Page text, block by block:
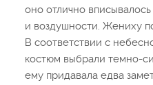
оно отлично вписывалось
и воздушности. Жениху
В соответствии с
костюм выбрали темно-
ему придавала едва